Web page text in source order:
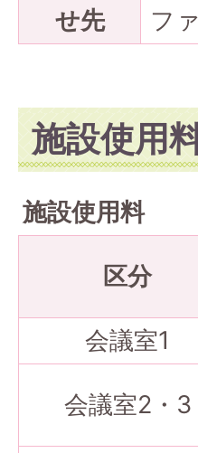
せ先
フ
施設使用
施設使用料
区分
会議室1
会議室2・3